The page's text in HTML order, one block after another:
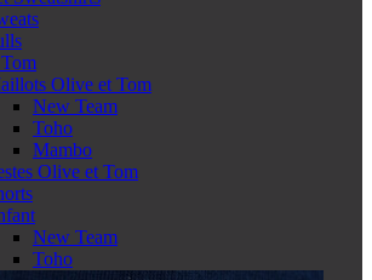
Olive et Tom
New Team
Toho
Mambo
Olive et Tom
New Team
Toho